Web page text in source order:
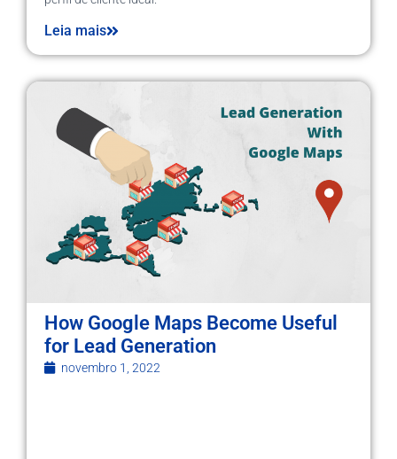
Leia mais
How Google Maps Become Useful
for Lead Generation
novembro 1, 2022